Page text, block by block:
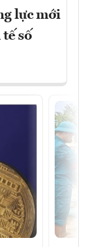
lực mới
số